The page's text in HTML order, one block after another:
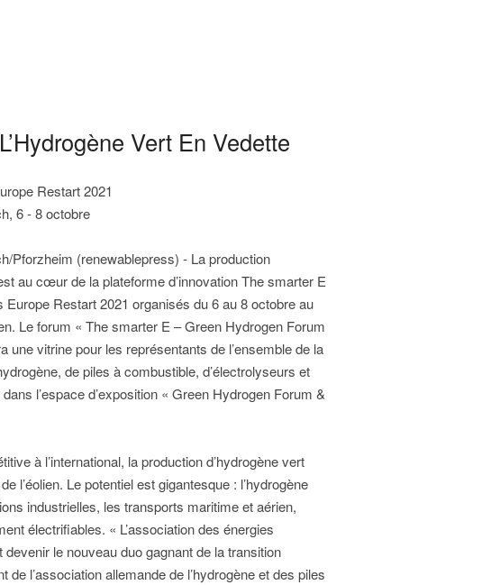
Vert En Vedette
Restart 2021
6 - 8 octobre
Pforzheim (renewablepress) - La production
au cœur de la plateforme d’innovation The smarter E
Restart 2021 organisés du 6 au 8 octobre au
Le forum « The smarter E – Green Hydrogen Forum
une vitrine pour les représentants de l’ensemble de la
de piles à combustible, d’électrolyseurs et
l’espace d’exposition « Green Hydrogen Forum &
à l’international, la production d’hydrogène vert
l’éolien. Le potentiel est gigantesque : l’hydrogène
industrielles, les transports maritime et aérien,
électrifiables. « L’association des énergies
le nouveau duo gagnant de la transition
l’association allemande de l’hydrogène et des piles